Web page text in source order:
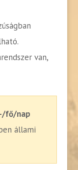
van,
fő/nap
állami